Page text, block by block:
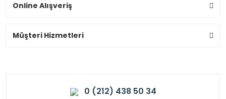
Online Alışveriş
Müşteri Hizmetleri
0 (212) 438 50 34